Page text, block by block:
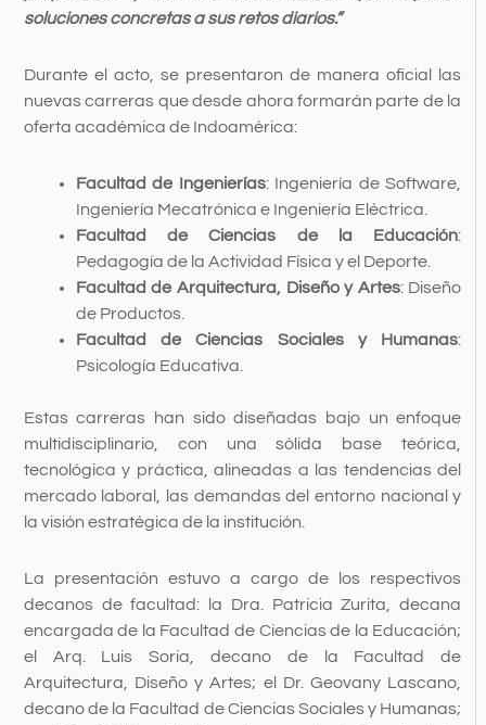
soluciones concretas a sus retos diarios.”
Durante el acto, se presentaron de manera oficial las
nuevas carreras que desde ahora formarán parte de la
oferta académica de Indoamérica:
Facultad de Ingenierías: Ingeniería de Software,
Ingeniería Mecatrónica e Ingeniería Eléctrica.
Facultad de Ciencias de la Educación:
Pedagogía de la Actividad Física y el Deporte.
Facultad de Arquitectura, Diseño y Artes: Diseño
de Productos.
Facultad de Ciencias Sociales y Humanas:
Psicología Educativa.
Estas carreras han sido diseñadas bajo un enfoque
multidisciplinario, con una sólida base teórica,
tecnológica y práctica, alineadas a las tendencias del
mercado laboral, las demandas del entorno nacional y
la visión estratégica de la institución.
La presentación estuvo a cargo de los respectivos
decanos de facultad: la Dra. Patricia Zurita, decana
encargada de la Facultad de Ciencias de la Educación;
el Arq. Luis Soria, decano de la Facultad de
Arquitectura, Diseño y Artes; el Dr. Geovany Lascano,
decano de la Facultad de Ciencias Sociales y Humanas;